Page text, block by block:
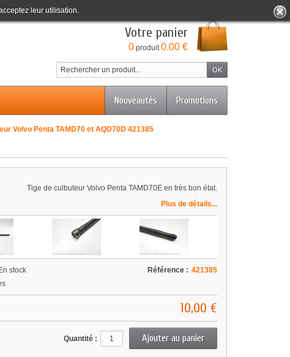
Bienvenue
Votre panier
0 produit0.00 €
Promotions
Nouveautés
leur utilisation.
Volvo Penta TAMD70 et AQD70D 421385
Tige de culbuteur Volvo Penta TAMD70E en très bon état.
Plus de détails...
En stock Référence : 421385
10,00 €
Quantité :